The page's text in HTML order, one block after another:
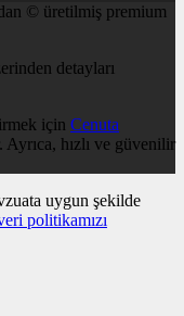
© üretilmiş premium
detayları
için Cenuta
hızlı ve güvenilir
uygun şekilde
politikamızı